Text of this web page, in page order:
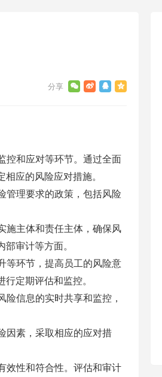
控和应对等环节。通过全面
应的风险应对措施。
管理要求的政策，包括风险
施主体和责任主体，确保风
审计等方面。
等环节，提高员工的风险意
定期评估和监控。
信息的实时共享和监控，
因素，采取相应的应对措
效性和符合性。评估和审计